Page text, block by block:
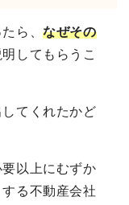
ら、なぜその
してもらうこ
てくれたかど
以上にむずか
る不動産会社